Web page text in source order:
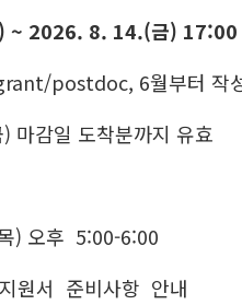
~ 2026. 8. 14.(금) 17:00
postdoc, 6월부터 작
감일 도착분까지 유효
) 오후 5:00-6:00
원서 준비사항 안내